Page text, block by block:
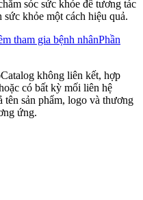
sóc sức khỏe để tương tác
khỏe một cách hiệu quả.
tham gia bệnh nhânPhần
không liên kết, hợp
có bất kỳ mối liên hệ
sản phẩm, logo và thương
ứng.